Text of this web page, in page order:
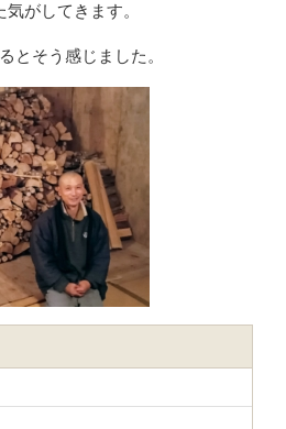
がしてきます。
とそう感じました。